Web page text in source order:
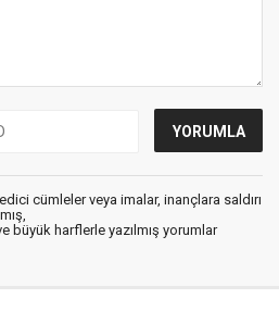
cümleler veya imalar, inançlara saldırı
büyük harflerle yazılmış yorumlar